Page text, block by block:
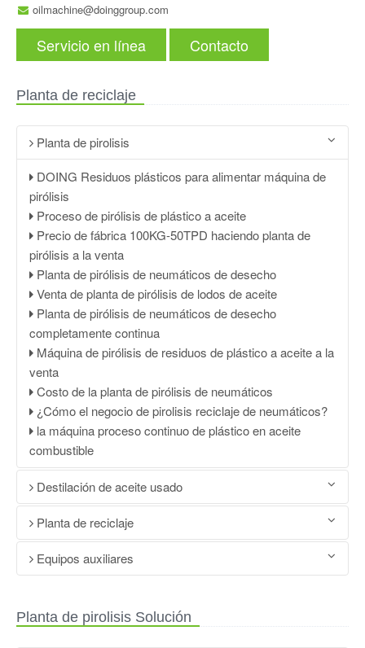
oilmachine@doinggroup.com
Servicio en línea Contacto
Planta de reciclaje
Planta de pirolisis
DOING Residuos plásticos para alimentar máquina de
pirólisis
Proceso de pirólisis de plástico a aceite
Precio de fábrica 100KG-50TPD haciendo planta de
pirólisis a la venta
Planta de pirólisis de neumáticos de desecho
Venta de planta de pirólisis de lodos de aceite
Planta de pirólisis de neumáticos de desecho
completamente continua
Máquina de pirólisis de residuos de plástico a aceite a la
venta
Costo de la planta de pirólisis de neumáticos
¿Cómo el negocio de pirolisis reciclaje de neumáticos?
la máquina proceso continuo de plástico en aceite
combustible
Destilación de aceite usado
DOING Residuos plásticos para alimentar máquina de
pirólisis
Proceso de pirólisis de plástico a aceite
Precio de fábrica 100KG-50TPD haciendo planta de
Planta de pirólisis de neumáticos de desecho
Planta de reciclaje
La máquina de reciclaje los residuos de neumáticos a
aceite
para venta
Equipos auxiliares
Vieja máquina trituradora de neumáticos
Máquina de envasado de los neumáticos
Planta de pirolisis Solución